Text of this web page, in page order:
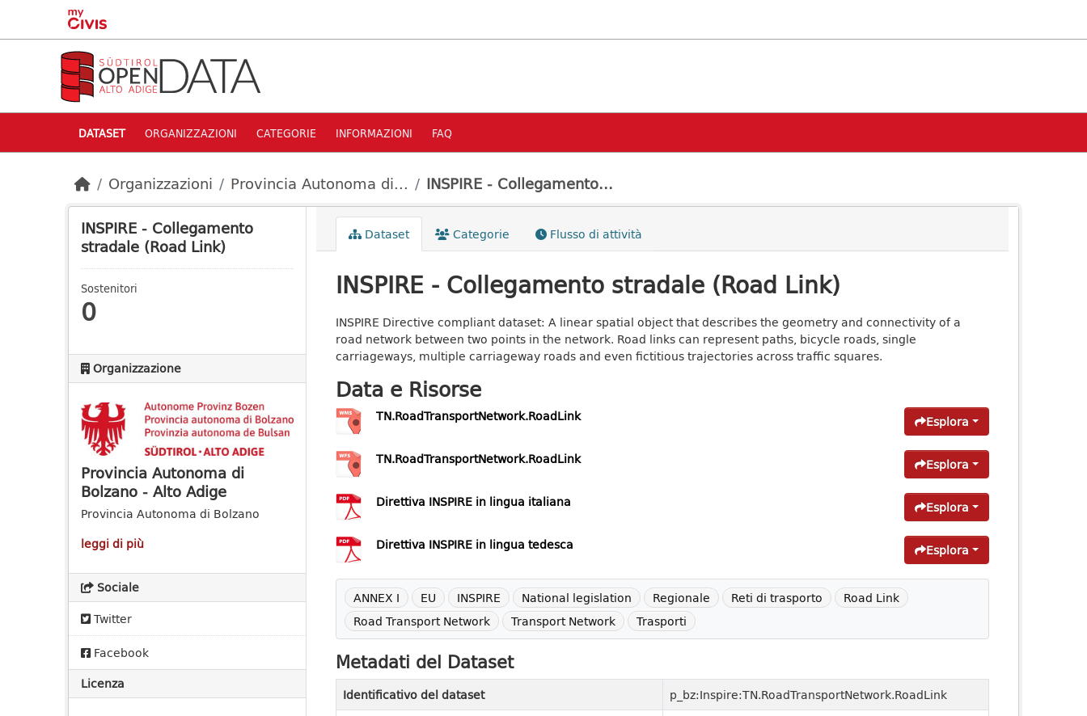
Skip to main content
DATASET ORGANIZZAZIONI CATEGORIE INFORMAZIONI FAQ
Organizzazioni Provincia Autonoma di... INSPIRE - Collegamento...
INSPIRE - Collegamento
stradale (Road Link)
Sostenitori
0
Organizzazione
Provincia Autonoma di
Bolzano - Alto Adige
Provincia Autonoma di Bolzano
leggi di più
Sociale
Twitter
Facebook
Licenza
Dataset Categorie Flusso di attività
INSPIRE - Collegamento stradale (Road Link)
INSPIRE Directive compliant dataset: A linear spatial object that describes the geometry and connectivity of a
road network between two points in the network. Road links can represent paths, bicycle roads, single
carriageways, multiple carriageway roads and even fictitious trajectories across traffic squares.
Data e Risorse
TN.RoadTransportNetwork.RoadLink Esplora
TN.RoadTransportNetwork.RoadLink Esplora
Direttiva INSPIRE in lingua italiana Esplora
Direttiva INSPIRE in lingua tedesca Esplora
ANNEX I EU INSPIRE National legislation Regionale Reti di trasporto
Road Link
Road Transport Network
Transport Network Trasporti
Metadati del Dataset
Identificativo del dataset
p_bz:Inspire:TN.RoadTransportNetwork.RoadLink